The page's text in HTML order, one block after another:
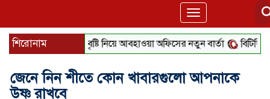
Toggle
navigation
শিরোনাম বৃষ্টি নিয়ে আবহাওয়া অফিসের নতুন বার্তা বিটিভির নতুন
জেনে নিন শীতে কোন খাবারগুলো আপনাকে
উষ্ণ রাখবে